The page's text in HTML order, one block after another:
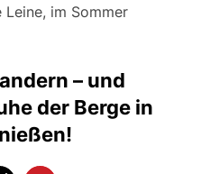
im Sommer
– und
der Berge in